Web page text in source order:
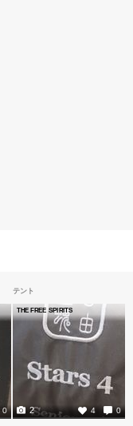
0
テント
THE FREE SPIRITS
4 0
2